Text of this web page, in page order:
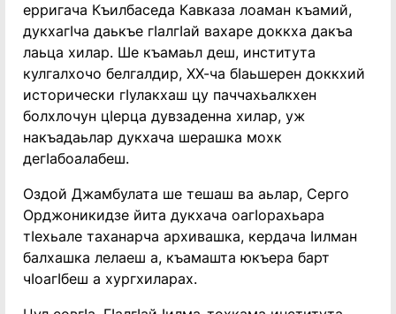
ерригача Къилбаседа Кавказа лоаман къамий,
дукхагӏча даькъе гӏалгӏай вахаре доккха дакъа
лаьца хилар. Ше къамаьл деш, института
кулгалхочо белгалдир, ХХ-ча бӏаьшерен доккхий
исторически гӏулакхаш цу паччахьалкхен
болхлочун цӏерца дувзаденна хилар, уж
накъадаьлар дукхача шерашка мохк
дегӏабоалабеш.
Оздой Джамбулата ше тешаш ва аьлар, Серго
Орджоникидзе йита дукхача оагӏорахьара
тӏехьале таханарча архивашка, кердача ӏилман
балхашка лелаеш а, къамашта юкъера барт
чӏоагӏбеш а хургхиларах.